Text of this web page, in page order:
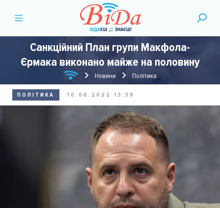
Санкційний План групи Макфола-
Єрмака виконано майже на половину
Новини Політика
ПОЛІТИКА 10.06.2022 13:39